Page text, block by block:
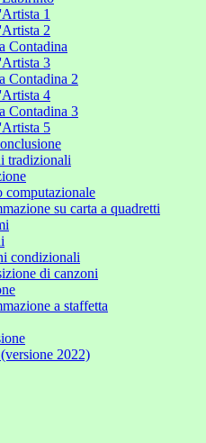
1
2
Contadina
3
Contadina 2
4
Contadina 3
5
tradizionali
computazionale
su carta a quadretti
condizionali
di canzoni
a staffetta
2022)